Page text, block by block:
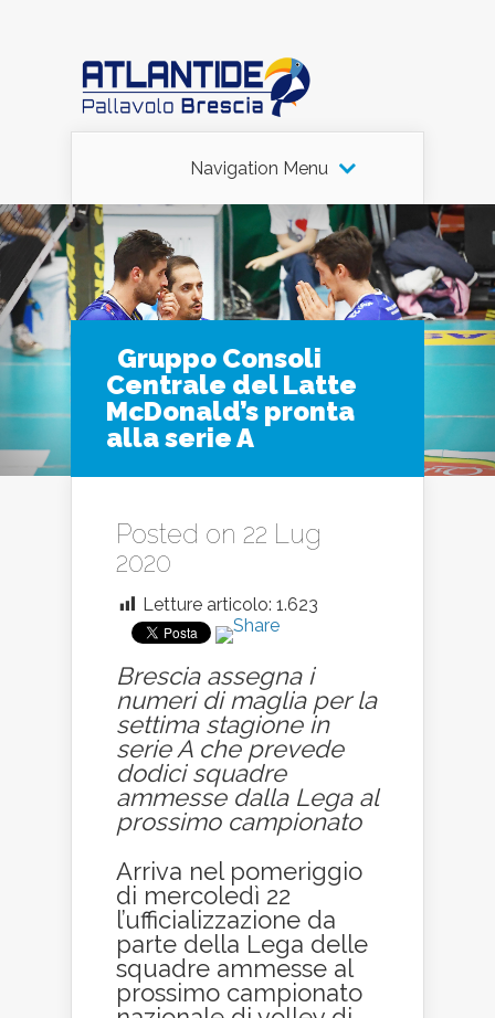
Navigation Menu
Gruppo Consoli
Centrale del Latte
McDonald’s pronta
alla serie A
Posted on 22 Lug
2020
Letture articolo: 1.623
Brescia assegna i
numeri di maglia per la
settima stagione in
serie A che prevede
dodici squadre
ammesse dalla Lega al
prossimo campionato
Arriva nel pomeriggio
di mercoledì 22
l’ufficializzazione da
parte della Lega delle
squadre ammesse al
prossimo campionato